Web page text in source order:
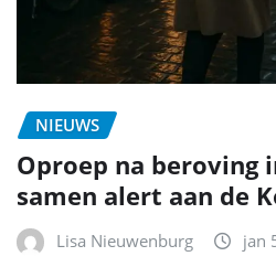
NIEUWS
Oproep na beroving
samen alert aan de
Lisa Nieuwenburg jan